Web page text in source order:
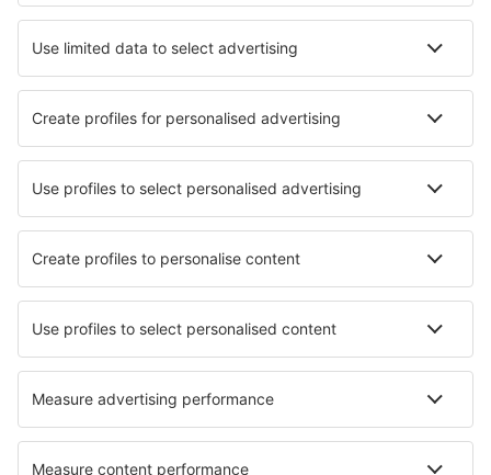
Cazare în Sundsvall Cazare în Norrtalje
Cazare în Fjalkinge
Cele mai bune locuri de cazare - orașe
Cazare în Forest Grove Cazare în Tacoronte (Tenerife)
Cazare în Ubud Cazare în Brûlon Cazare în Watchung
Cazare în Saint-Saud-Lacoussière Cazare în Saint-Nicolas
Cazare în Sona
Cele mai bune locuri de cazare - regiuni
Cazare in Padjelanta National Park